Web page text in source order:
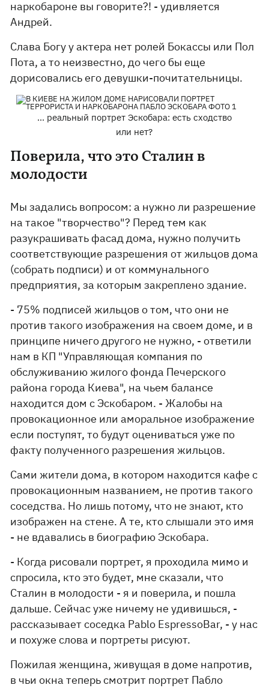
наркобароне вы говорите?! - удивляется
Андрей.
Слава Богу у актера нет ролей Бокассы или Пол
Пота, а то неизвестно, до чего бы еще
дорисовались его девушки-почитательницы.
... реальный портрет Эскобара: есть сходство
или нет?
Поверила, что это Сталин в
молодости
Мы задались вопросом: а нужно ли разрешение
на такое "творчество"? Перед тем как
разукрашивать фасад дома, нужно получить
соответствующие разрешения от жильцов дома
(собрать подписи) и от коммунального
предприятия, за которым закреплено здание.
- 75% подписей жильцов о том, что они не
против такого изображения на своем доме, и в
принципе ничего другого не нужно, - ответили
нам в КП "Управляющая компания по
обслуживанию жилого фонда Печерского
района города Киева", на чьем балансе
находится дом с Эскобаром. - Жалобы на
провокационное или аморальное изображение
если поступят, то будут оцениваться уже по
факту полученного разрешения жильцов.
Сами жители дома, в котором находится кафе с
провокационным названием, не против такого
соседства. Но лишь потому, что не знают, кто
изображен на стене. А те, кто слышали это имя
- не вдавались в биографию Эскобара.
- Когда рисовали портрет, я проходила мимо и
спросила, кто это будет, мне сказали, что
Сталин в молодости - я и поверила, и пошла
дальше. Сейчас уже ничему не удивишься, -
рассказывает соседка Pablo EspressoBar, - у нас
и похуже слова и портреты рисуют.
Пожилая женщина, живущая в доме напротив,
в чьи окна теперь смотрит портрет Пабло